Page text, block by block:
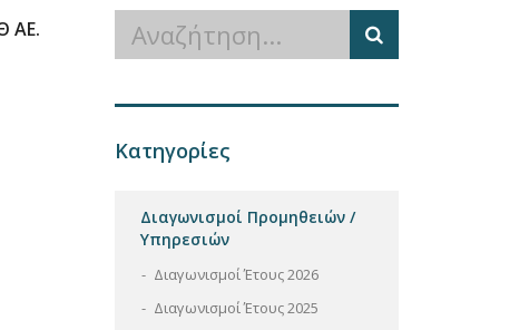
ΑΕ.
Κατηγορίες
Διαγωνισμοί Προμηθειών /
Υπηρεσιών
Διαγωνισμοί Έτους 2026
Διαγωνισμοί Έτους 2025